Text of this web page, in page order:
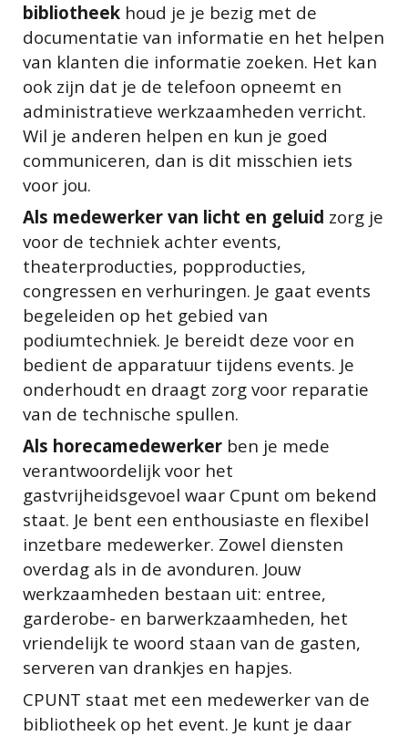
bibliotheek houd je je bezig met de
documentatie van informatie en het helpen
van klanten die informatie zoeken. Het kan
ook zijn dat je de telefoon opneemt en
administratieve werkzaamheden verricht.
Wil je anderen helpen en kun je goed
communiceren, dan is dit misschien iets
voor jou.
Als medewerker van licht en geluid zorg je
voor de techniek achter events,
theaterproducties, popproducties,
congressen en verhuringen. Je gaat events
begeleiden op het gebied van
podiumtechniek. Je bereidt deze voor en
bedient de apparatuur tijdens events. Je
onderhoudt en draagt zorg voor reparatie
van de technische spullen.
Als horecamedewerker ben je mede
verantwoordelijk voor het
gastvrijheidsgevoel waar Cpunt om bekend
staat. Je bent een enthousiaste en flexibel
inzetbare medewerker. Zowel diensten
overdag als in de avonduren. Jouw
werkzaamheden bestaan uit: entree,
garderobe- en barwerkzaamheden, het
vriendelijk te woord staan van de gasten,
serveren van drankjes en hapjes.
CPUNT staat met een medewerker van de
bibliotheek op het event. Je kunt je daar